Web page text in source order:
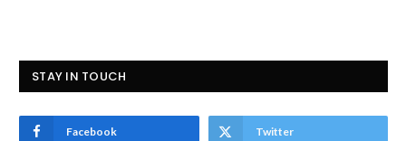
STAY IN TOUCH
Facebook Twitter